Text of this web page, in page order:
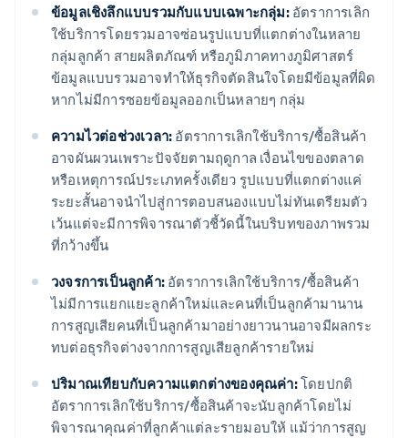
ข้อมูลเชิงลึกแบบรวมกับแบบเฉพาะกลุ่ม:อัตราการเลิก
ใช้บริการโดยรวมอาจซ่อนรูปแบบที่แตกต่างในหลาย
กลุ่มลูกค้า สายผลิตภัณฑ์ หรือภูมิภาคทางภูมิศาสตร์
ข้อมูลแบบรวมอาจทําให้ธุรกิจตัดสินใจโดยมีข้อมูลที่ผิด
หากไม่มีการซอยข้อมูลออกเป็นหลายๆ กลุ่ม
ความไวต่อช่วงเวลา: อัตราการเลิกใช้บริการ/ซื้อสินค้า
อาจผันผวนเพราะปัจจัยตามฤดูกาล เงื่อนไขของตลาด
หรือเหตุการณ์ประเภทครั้งเดียว รูปแบบที่แตกต่างแค่
ระยะสั้นอาจนำไปสู่การตอบสนองแบบไม่ทันเตรียมตัว
เว้นแต่จะมีการพิจารณาตัวชี้วัดนี้ในบริบทของภาพรวม
ที่กว้างขึ้น
วงจรการเป็นลูกค้า: อัตราการเลิกใช้บริการ/ซื้อสินค้า
ไม่มีการแยกแยะลูกค้าใหม่และคนที่เป็นลูกค้ามานาน
การสูญเสียคนที่เป็นลูกค้ามาอย่างยาวนานอาจมีผลกระ
ทบต่อธุรกิจต่างจากการสูญเสียลูกค้ารายใหม่
ปริมาณเทียบกับความแตกต่างของคุณค่า:โดยปกติ
อัตราการเลิกใช้บริการ/ซื้อสินค้าจะนับลูกค้าโดยไม่
พิจารณาคุณค่าที่ลูกค้าแต่ละรายมอบให้ แม้ว่าการสูญ